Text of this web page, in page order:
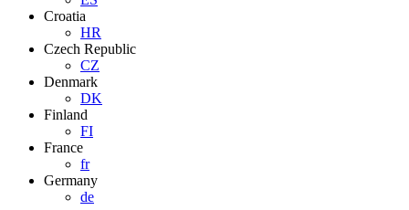
Croatia
HR
Czech Republic
CZ
Denmark
DK
Finland
FI
France
fr
Germany
de